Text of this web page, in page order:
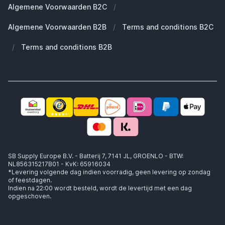
Groot en uniek assortiment
400.000+ klanten geleverd
Welke MagSafe heb ik nodig?
Werken bij SB Supply
Working at SB Supply
Algemene Voorwaarden B2C /
Algemene Voorwaarden B2B / Terms and conditions B2C
/ Terms and conditions B2B
SB Supply Europe B.V. - Batterij 7, 7141 JL, GROENLO - BTW:
NL856315217B01 - KvK: 65916034
*Levering volgende dag indien voorradig, geen levering op zondag
of feestdagen.
Indien na 22:00 wordt besteld, wordt de levertijd met een dag
opgeschoven.